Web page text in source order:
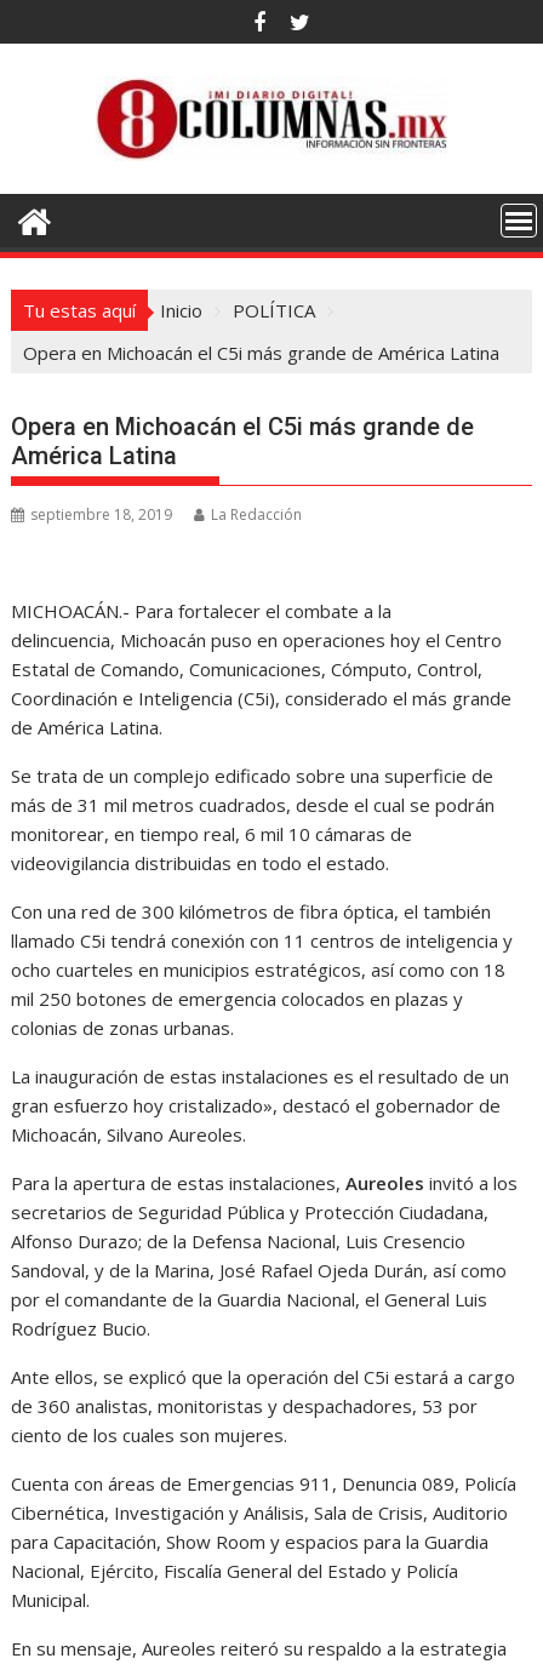
al
Tu estas aquí Inicio
POLÍTICA
Opera en Michoacán el C5i más grande de América Latina
Opera en Michoacán el C5i más grande de
América Latina
septiembre 18, 2019 La Redacción
MICHOACÁN.- Para fortalecer el combate a la
delincuencia, Michoacán puso en operaciones hoy el Centro
Estatal de Comando, Comunicaciones, Cómputo, Control,
Coordinación e Inteligencia (C5i), considerado el más grande
de América Latina.
Se trata de un complejo edificado sobre una superficie de
más de 31 mil metros cuadrados, desde el cual se podrán
monitorear, en tiempo real, 6 mil 10 cámaras de
videovigilancia distribuidas en todo el estado.
Con una red de 300 kilómetros de fibra óptica, el también
llamado C5i tendrá conexión con 11 centros de inteligencia y
ocho cuarteles en municipios estratégicos, así como con 18
mil 250 botones de emergencia colocados en plazas y
colonias de zonas urbanas.
La inauguración de estas instalaciones es el resultado de un
gran esfuerzo hoy cristalizado», destacó el gobernador de
Michoacán, Silvano Aureoles.
Para la apertura de estas instalaciones, Aureoles invitó a los
secretarios de Seguridad Pública y Protección Ciudadana,
Alfonso Durazo; de la Defensa Nacional, Luis Cresencio
Sandoval, y de la Marina, José Rafael Ojeda Durán, así como
por el comandante de la Guardia Nacional, el General Luis
Rodríguez Bucio.
Ante ellos, se explicó que la operación del C5i estará a cargo
de 360 analistas, monitoristas y despachadores, 53 por
ciento de los cuales son mujeres.
Cuenta con áreas de Emergencias 911, Denuncia 089, Policía
Cibernética, Investigación y Análisis, Sala de Crisis, Auditorio
para Capacitación, Show Room y espacios para la Guardia
Nacional, Ejército, Fiscalía General del Estado y Policía
Municipal.
En su mensaje, Aureoles reiteró su respaldo a la estrategia